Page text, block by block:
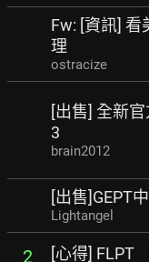
Fw: [資訊] 看
理
ostracize
[出售] 全新
3
brain2012
[出售]GEPT
Lightangel
2 [心得] FLPT